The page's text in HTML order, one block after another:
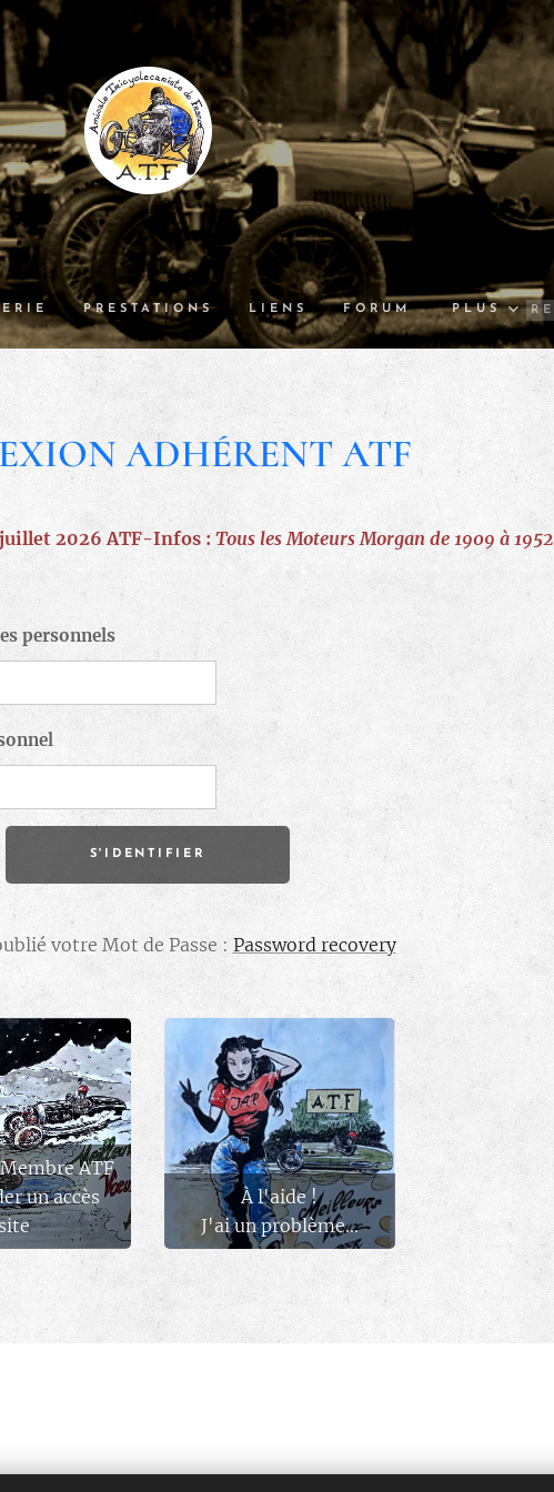
PRESTATIONS LIENS FORUM PLUS
ADHÉRENT ATF
2026 ATF-Infos : Tous les Moteurs Morgan de 1909 à 1952
personnels
S'IDENTIFIER
votre Mot de Passe : Password recovery
ATF
un accès
À l'aide !
J'ai un problème...